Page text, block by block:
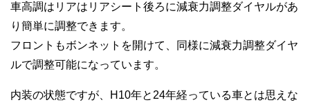
車高調はリアはリアシート後ろに減衰力調整ダイヤルがあ
り簡単に調整できます。
フロントもボンネットを開けて、同様に減衰力調整ダイヤ
ルで調整可能になっています。
内装の状態ですが、H10年と24年経っている車とは思えな